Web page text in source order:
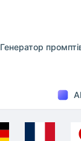
Генератор